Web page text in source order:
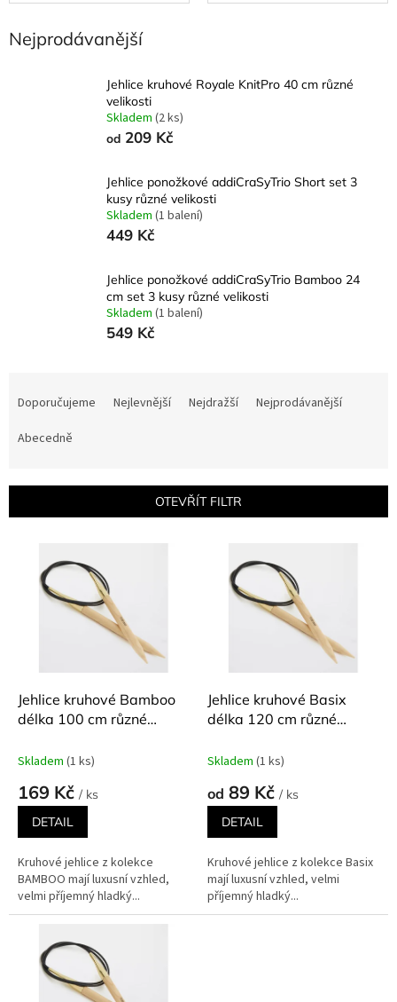
Nejprodávanější
Jehlice kruhové Royale KnitPro 40 cm různé
velikosti
Skladem (2 ks)
od 209 Kč
Jehlice ponožkové addiCraSyTrio Short set 3
kusy různé velikosti
Skladem (1 balení)
449 Kč
Jehlice ponožkové addiCraSyTrio Bamboo 24
cm set 3 kusy různé velikosti
Skladem (1 balení)
549 Kč
a
r
Doporučujeme Nejlevnější Nejdražší
Nejprodávanější
Abecedně
OTEVŘÍT FILTR
u
Jehlice kruhové Bamboo
délka 100 cm různé
Skladem (1 ks)
169 Kč / ks
DETAIL
Kruhové jehlice z kolekce
BAMBOO mají luxusní vzhled,
velmi příjemný hladký...
Jehlice kruhové Basix
délka 120 cm různé
Skladem (1 ks)
od 89 Kč / ks
DETAIL
Kruhové jehlice z kolekce Basix
mají luxusní vzhled, velmi
příjemný hladký...